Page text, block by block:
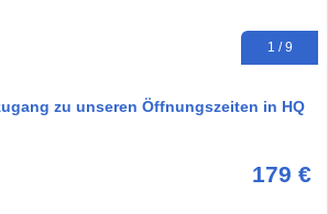
1 / 9
zu unseren Öffnungszeiten in HQ
179 €